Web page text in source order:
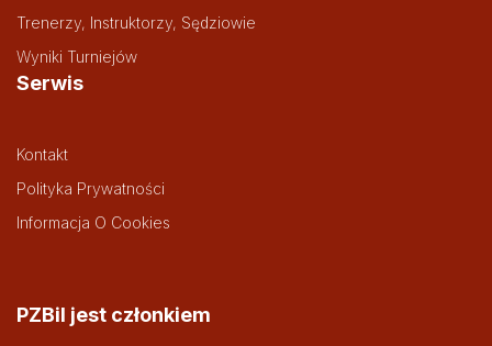
Trenerzy, Instruktorzy, Sędziowie
Wyniki Turniejów
Serwis
Kontakt
Polityka Prywatności
Informacja O Cookies
PZBil jest członkiem